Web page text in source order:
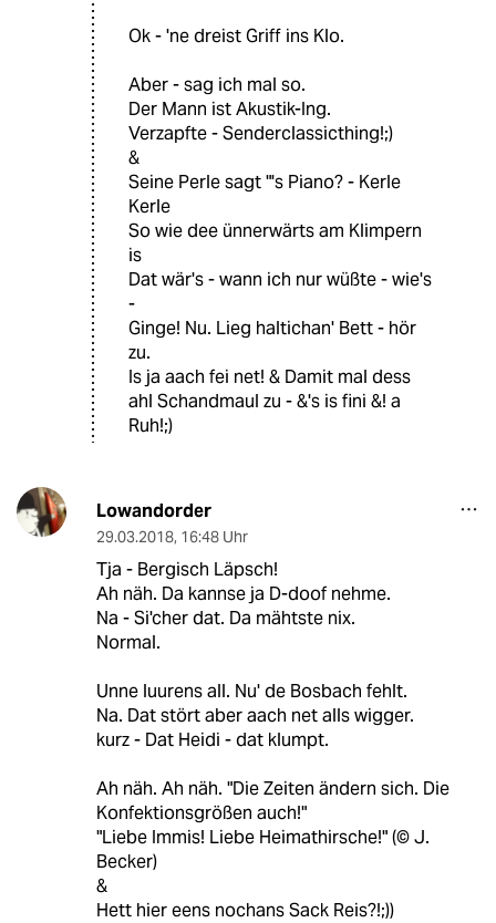
Ok - 'ne dreist Griff ins Klo.
Aber - sag ich mal so.
Der Mann ist Akustik-Ing.
Verzapfte - Senderclassicthing!;)
&
Seine Perle sagt "'s Piano? - Kerle
Kerle
So wie dee ünnerwärts am Klimpern
is
Dat wär's - wann ich nur wüßte - wie's
-
Ginge! Nu. Lieg haltichan' Bett - hör
zu.
Is ja aach fei net! & Damit mal dess
ahl Schandmaul zu - &'s is fini &! a
Ruh!;)
Lowandorder
29.03.2018, 16:48 Uhr
Tja - Bergisch Läpsch!
Ah näh. Da kannse ja D-doof nehme.
Na - Si'cher dat. Da mähtste nix.
Normal.
Unne luurens all. Nu' de Bosbach fehlt.
Na. Dat stört aber aach net alls wigger.
kurz - Dat Heidi - dat klumpt.
Ah näh. Ah näh. "Die Zeiten ändern sich. Die
Konfektionsgrößen auch!"
"Liebe Immis! Liebe Heimathirsche!" (© J.
Becker)
&
Hett hier eens nochans Sack Reis?!;))